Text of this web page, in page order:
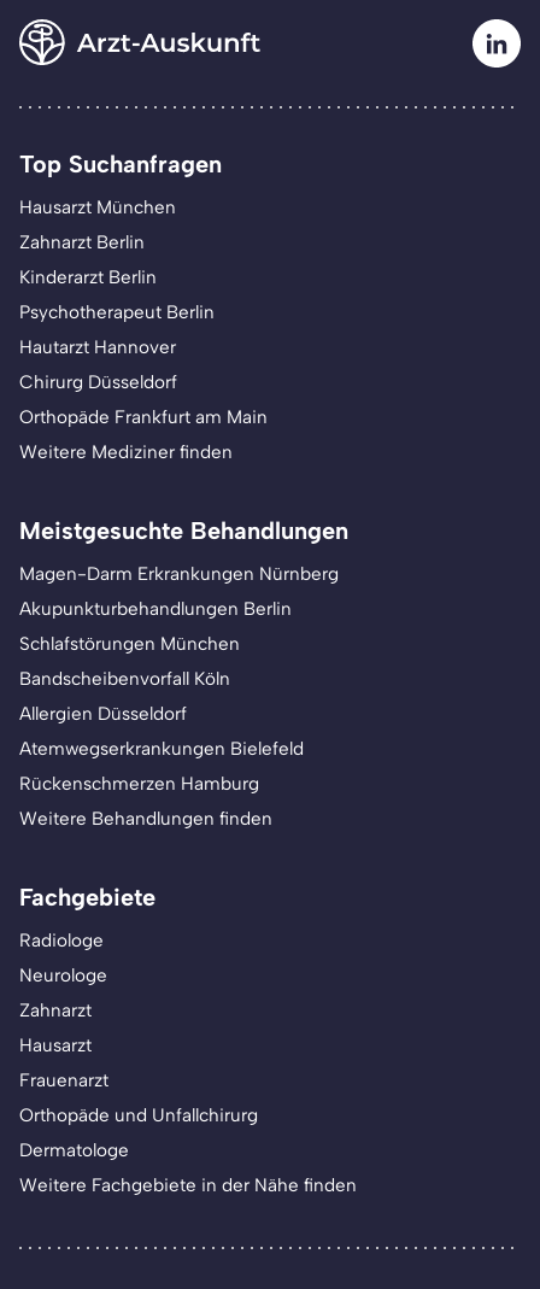
Top Suchanfragen
Hausarzt München
Zahnarzt Berlin
Kinderarzt Berlin
Psychotherapeut Berlin
Hautarzt Hannover
Chirurg Düsseldorf
Orthopäde Frankfurt am Main
Weitere Mediziner finden
Meistgesuchte Behandlungen
Magen-Darm Erkrankungen Nürnberg
Akupunkturbehandlungen Berlin
Schlafstörungen München
Bandscheibenvorfall Köln
Allergien Düsseldorf
Atemwegserkrankungen Bielefeld
Rückenschmerzen Hamburg
Weitere Behandlungen finden
Fachgebiete
Radiologe
Neurologe
Zahnarzt
Hausarzt
Frauenarzt
Orthopäde und Unfallchirurg
Dermatologe
Weitere Fachgebiete in der Nähe finden